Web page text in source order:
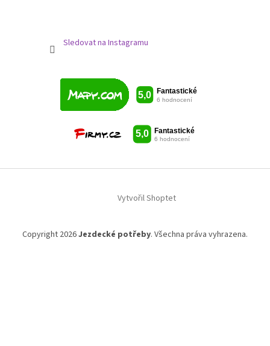
Sledovat na Instagramu
Vytvořil Shoptet
Copyright 2026Jezdecké potřeby. Všechna práva vyhrazena.